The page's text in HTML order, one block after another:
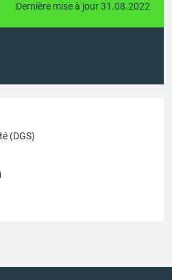
Dernière mise à jour 31.08.2022
(DGS)